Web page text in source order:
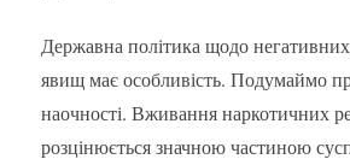
Державна політика щодо негативних
явищ має особливість. Подумаймо
наочності. Вживання наркотичних
розцінюється значною частиною